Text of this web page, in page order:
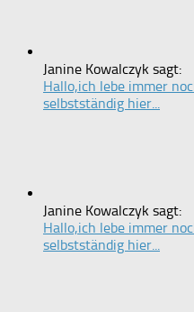
Janine Kowalczyk sagt:
Hallo,ich lebe immer
selbstständig hier...
Janine Kowalczyk sagt:
Hallo,ich lebe immer
selbstständig hier...